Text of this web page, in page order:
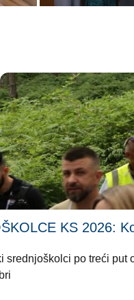
KS 2026:
po treći